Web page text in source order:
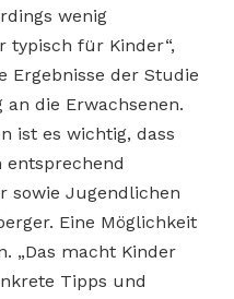
wenig
typisch für Kinder“,
Ergebnisse der Studie
die Erwachsenen.
ist es wichtig, dass
entsprechend
sowie Jugendlichen
Eine Möglichkeit
„Das macht Kinder
Tipps und